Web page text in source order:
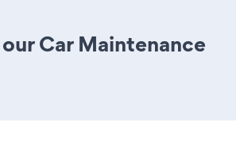
Car Maintenance